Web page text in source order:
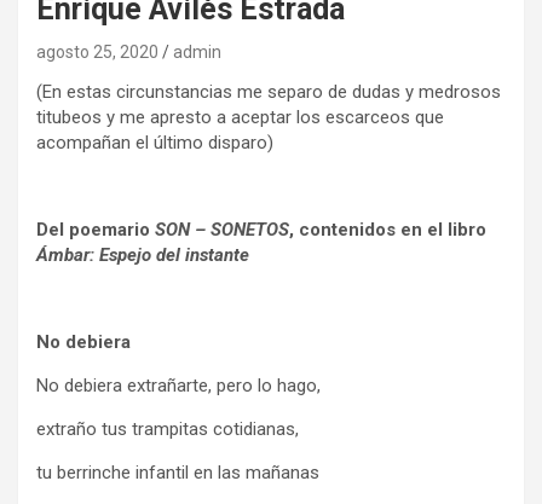
Enrique Avilés Estrada
agosto 25, 2020 admin
(En estas circunstancias me separo de dudas y medrosos
titubeos y me apresto a aceptar los escarceos que
acompañan el último disparo)
Del poemario SON – SONETOS, contenidos en el libro
Ámbar: Espejo del instante
No debiera
No debiera extrañarte, pero lo hago,
extraño tus trampitas cotidianas,
tu berrinche infantil en las mañanas